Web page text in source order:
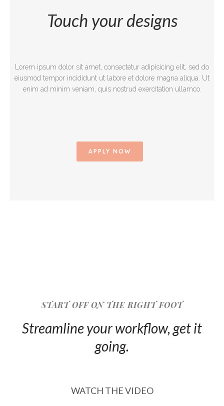
Touch your designs
Lorem ipsum dolor sit amet, consectetur adipisicing elit, sed do
eiusmod tempor incididunt ut labore et dolore magna aliqua. Ut
enim ad minim veniam, quis nostrud exercitation ullamco.
APPLY NOW
START OFF ON THE RIGHT FOOT
Streamline your workflow, get it
going.
WATCH THE VIDEO